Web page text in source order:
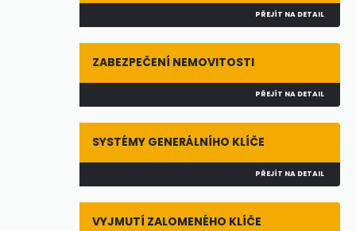
PŘEJÍT NA DETAIL
ZABEZPEČENÍ NEMOVITOSTI
PŘEJÍT NA DETAIL
SYSTÉMY GENERÁLNÍHO KLÍČE
PŘEJÍT NA DETAIL
VYJMUTÍ ZALOMENÉHO KLÍČE